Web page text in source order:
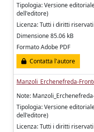
Tipologia: Versione
dell'editore)
Licenza: Tutti i diritti
Dimensione 85.06 kB
Formato Adobe PDF
Contatta l'autore
Manzoli_Erchenefreda-
Note:
Tipologia: Versione
dell'editore)
Licenza: Tutti i diritti